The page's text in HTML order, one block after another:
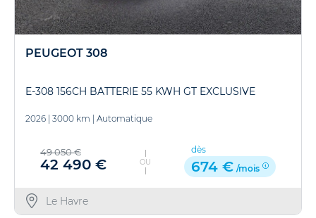
PEUGEOT 308
E-308 156CH BATTERIE 55 KWH GT EXCLUSIVE
2026 3000 km Automatique
49 050 €
42 490 € OU
dès
674 € /mois
Le Havre